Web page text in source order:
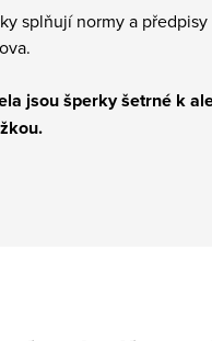
splňují normy a
jsou šperky šetrné k